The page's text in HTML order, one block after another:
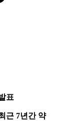
표
근 7년간 약